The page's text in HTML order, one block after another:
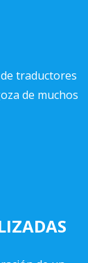
de traductores
de muchos